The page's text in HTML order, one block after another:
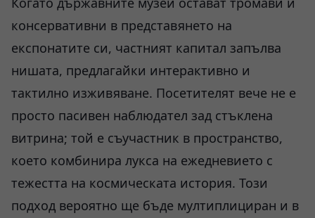
консервативни в представянето на
експонатите си, частният капитал запълва
нишата, предлагайки интерактивно и
тактилно изживяване. Посетителят вече не е
просто пасивен наблюдател зад стъклена
витрина; той е съучастник в пространство,
което комбинира лукса на ежедневието с
тежестта на космическата история. Този
подход вероятно ще бъде мултиплициран и в